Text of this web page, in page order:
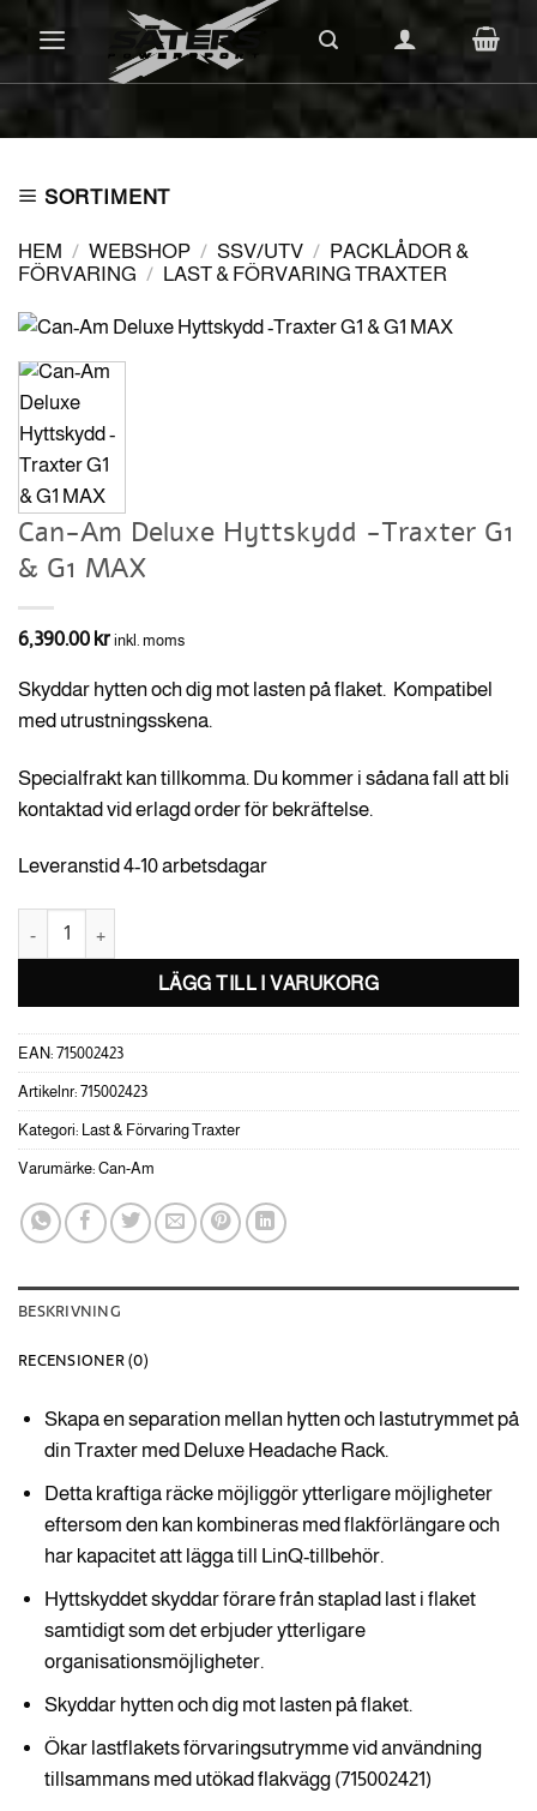
SORTIMENT
HEM / WEBSHOP / SSV/UTV / PACKLÅDOR &
FÖRVARING / LAST & FÖRVARING TRAXTER
Can-Am Deluxe Hyttskydd -Traxter G1
& G1 MAX
6,390.00 kr inkl. moms
Skyddar hytten och dig mot lasten på flaket. Kompatibel
med utrustningsskena.
Specialfrakt kan tillkomma. Du kommer i sådana fall att bli
kontaktad vid erlagd order för bekräftelse.
Leveranstid 4-10 arbetsdagar
Can-Am Deluxe Hyttskydd -Traxter G1 & G1 MAX mängd
LÄGG TILL I VARUKORG
EAN: 715002423
Artikelnr: 715002423
Kategori: Last & Förvaring Traxter
Varumärke: Can-Am
BESKRIVNING
RECENSIONER (0)
Skapa en separation mellan hytten och lastutrymmet på
din Traxter med Deluxe Headache Rack.
Detta kraftiga räcke möjliggör ytterligare möjligheter
eftersom den kan kombineras med flakförlängare och
har kapacitet att lägga till LinQ-tillbehör.
Hyttskyddet skyddar förare från staplad last i flaket
samtidigt som det erbjuder ytterligare
organisationsmöjligheter.
Skyddar hytten och dig mot lasten på flaket.
Ökar lastflakets förvaringsutrymme vid användning
tillsammans med utökad flakvägg (715002421)